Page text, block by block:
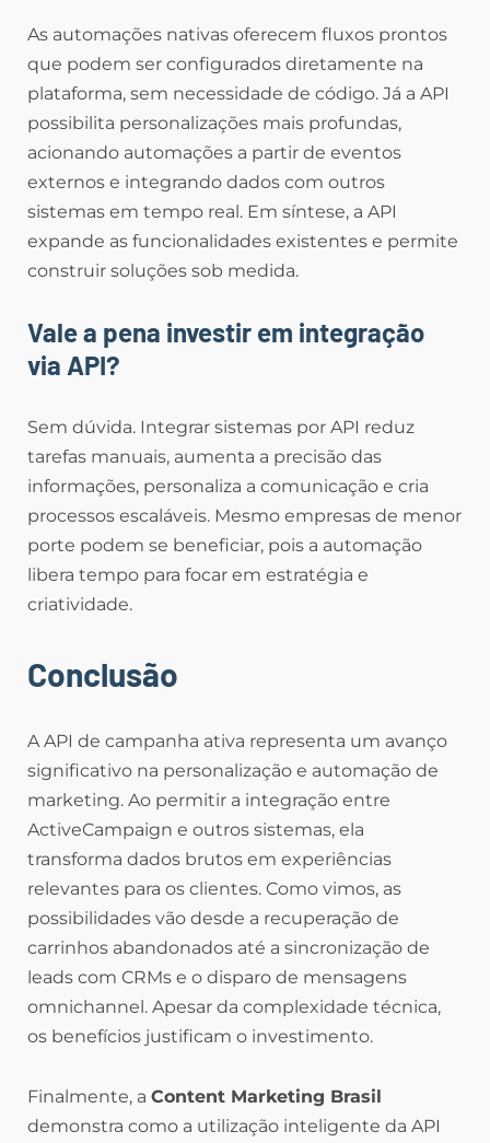
As automações nativas oferecem fluxos prontos
que podem ser configurados diretamente na
plataforma, sem necessidade de código. Já a API
possibilita personalizações mais profundas,
acionando automações a partir de eventos
externos e integrando dados com outros
sistemas em tempo real. Em síntese, a API
expande as funcionalidades existentes e permite
construir soluções sob medida.
Vale a pena investir em integração
via API?
Sem dúvida. Integrar sistemas por API reduz
tarefas manuais, aumenta a precisão das
informações, personaliza a comunicação e cria
processos escaláveis. Mesmo empresas de menor
porte podem se beneficiar, pois a automação
libera tempo para focar em estratégia e
criatividade.
Conclusão
A API de campanha ativa representa um avanço
significativo na personalização e automação de
marketing. Ao permitir a integração entre
ActiveCampaign e outros sistemas, ela
transforma dados brutos em experiências
relevantes para os clientes. Como vimos, as
possibilidades vão desde a recuperação de
carrinhos abandonados até a sincronização de
leads com CRMs e o disparo de mensagens
omnichannel. Apesar da complexidade técnica,
os benefícios justificam o investimento.
Finalmente, a Content Marketing Brasil
demonstra como a utilização inteligente da API